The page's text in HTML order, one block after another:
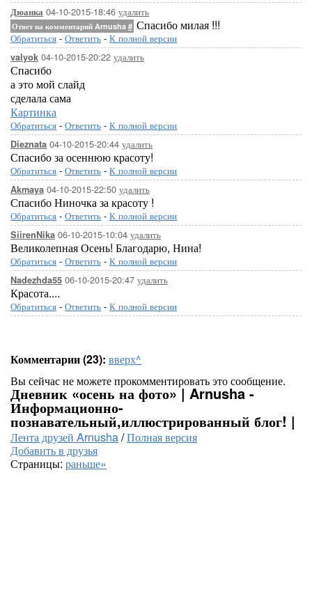
Дюанка 04-10-2015-18:46 удалить
Ответ на комментарий Arnusha # Спасибо милая !!!
Обратиться - Ответить - К полной версии
valyok 04-10-2015-20:22 удалить
Спасибо
а это мой слайд
сделала сама
Картинка
Обратиться - Ответить - К полной версии
Dieznata 04-10-2015-20:44 удалить
Спасибо за осеннюю красоту!
Обратиться - Ответить - К полной версии
Akmaya 04-10-2015-22:50 удалить
Спасибо Ниночка за красоту !
Обратиться - Ответить - К полной версии
SiirenNika 06-10-2015-10:04 удалить
Великолепная Осень! Благодарю, Нина!
Обратиться - Ответить - К полной версии
Nadezhda55 06-10-2015-20:47 удалить
Красота....
Обратиться - Ответить - К полной версии
Комментарии (23): вверх^
Вы сейчас не можете прокомментировать это сообщение.
Дневник «осень на фото» | Arnusha -
Информационно-
познавательный,иллюстрированный блог! |
Лента друзей Arnusha/Полная версия
Добавить в друзья
Страницы: раньше»